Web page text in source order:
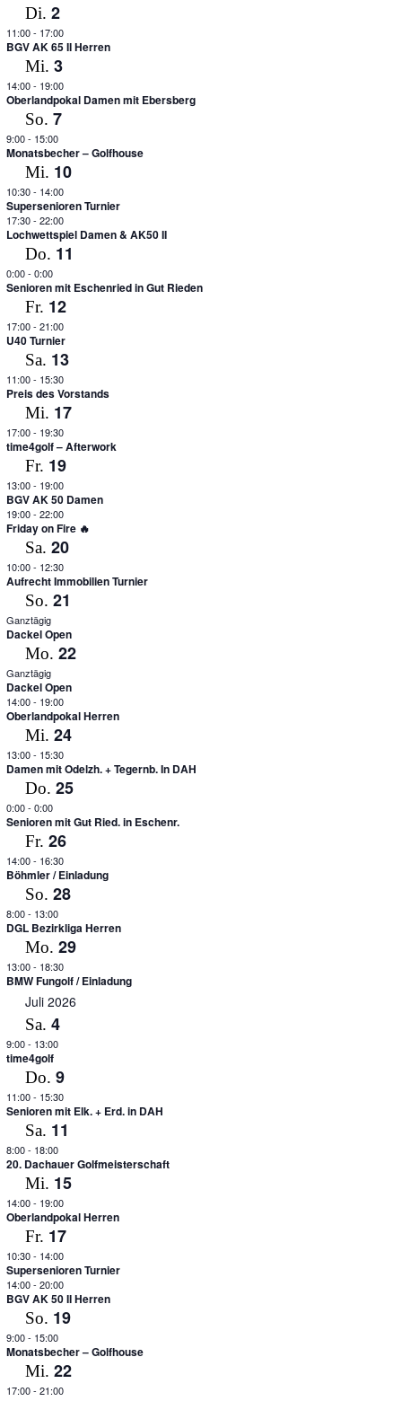
Di. 2
11:00- 17:00
BGV AK 65 II Herren
Mi. 3
14:00- 19:00
Oberlandpokal Damen mit Ebersberg
So. 7
9:00- 15:00
Monatsbecher – Golfhouse
Mi. 10
10:30- 14:00
Supersenioren Turnier
17:30- 22:00
Lochwettspiel Damen & AK50 II
Do. 11
0:00- 0:00
Senioren mit Eschenried in Gut Rieden
Fr. 12
17:00- 21:00
U40 Turnier
Sa. 13
11:00- 15:30
Preis des Vorstands
Mi. 17
17:00- 19:30
time4golf – Afterwork
Fr. 19
13:00- 19:00
BGV AK 50 Damen
19:00- 22:00
Friday on Fire 🔥
Sa. 20
10:00- 12:30
Aufrecht Immobilien Turnier
So. 21
Ganztägig
Dackel Open
Mo. 22
Ganztägig
Dackel Open
14:00- 19:00
Oberlandpokal Herren
Mi. 24
13:00- 15:30
Damen mit Odelzh. + Tegernb. In DAH
Do. 25
0:00- 0:00
Senioren mit Gut Ried. in Eschenr.
Fr. 26
14:00- 16:30
Böhmler / Einladung
So. 28
8:00- 13:00
DGL Bezirkliga Herren
Mo. 29
13:00- 18:30
BMW Fungolf / Einladung
Juli 2026
Sa. 4
9:00- 13:00
time4golf
Do. 9
11:00- 15:30
Senioren mit Elk. + Erd. in DAH
Sa. 11
8:00- 18:00
20. Dachauer Golfmeisterschaft
Mi. 15
14:00- 19:00
Oberlandpokal Herren
Fr. 17
10:30- 14:00
Supersenioren Turnier
14:00- 20:00
BGV AK 50 II Herren
So. 19
9:00- 15:00
Monatsbecher – Golfhouse
Mi. 22
17:00- 21:00